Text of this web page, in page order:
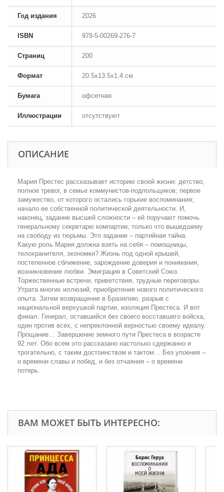
Год издания 2026
ISBN 978-5-00269-276-7
Страниц 200
Формат 20.5x13.5x1.4 см
Бумага офсетная
Иллюстрации отсутствуют
ОПИСАНИЕ
Мария Престес рассказывает историю своей жизни: детство,
полное тревог, в семье коммунистов-подпольщиков; первое
замужество, от которого остались горькие воспоминания;
начало ее собственной политической деятельности. И,
наконец, задание высшей сложности – ей поручают помочь
генеральному секретарю компартии, только что вышедшему
на свободу из тюрьмы. Это задание – партийная тайна.
Какую роль Мария должна взять на себя – помощницы,
телохранителя, экономки? Жизнь под одной крышей,
постепенное сближение, зарождение доверия и понимания,
возникновение любви. Эмиграция в Советский Союз.
Торжественные встречи, приветствия, трудные переговоры.
Утрата многих иллюзий, приобретение нового политического
опыта. Затем возвращение в Бразилию, разрыв с
национальной верхушкой партии, изоляция Престеса. И вот
финал. Генерал, оставшийся без своего восставшего войска,
один против всех, с непреклонной верностью своему идеалу.
Прощание… Завершение земного пути Престеса в возрасте
92 лет. Обо всем это рассказано настолько сдержанно и
трогательно, с таким достоинством и тактом… Без упоения –
о времени славы и побед, и без отчаяния – о времени
потерь.
ВАМ МОЖЕТ БЫТЬ ИНТЕРЕСНО: